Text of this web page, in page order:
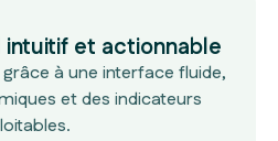
et actionnable
à une interface fluide,
et des indicateurs